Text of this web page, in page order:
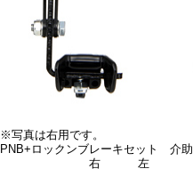
※写真は右用です。
PNB+ロックンブレーキセット 介助
右
左